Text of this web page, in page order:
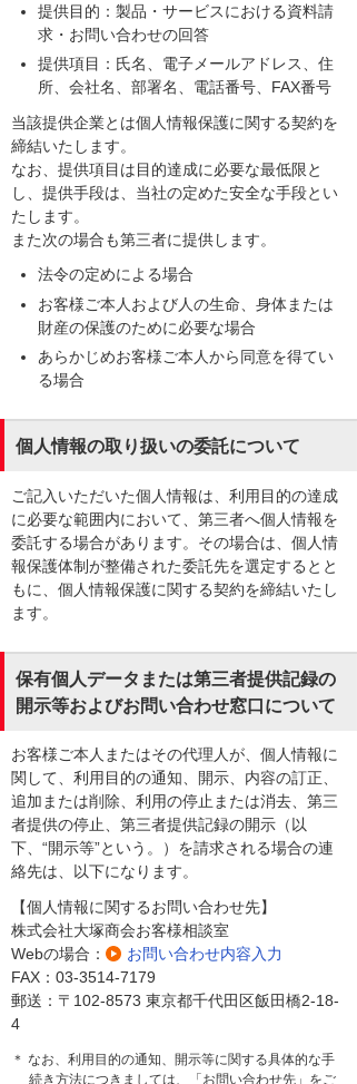
提供目的：製品・サービスにおける資料請
求・お問い合わせの回答
提供項目：氏名、電子メールアドレス、住
所、会社名、部署名、電話番号、FAX番号
当該提供企業とは個人情報保護に関する契約を
締結いたします。
なお、提供項目は目的達成に必要な最低限と
し、提供手段は、当社の定めた安全な手段とい
たします。
また次の場合も第三者に提供します。
法令の定めによる場合
お客様ご本人および人の生命、身体または
財産の保護のために必要な場合
あらかじめお客様ご本人から同意を得てい
る場合
個人情報の取り扱いの委託について
ご記入いただいた個人情報は、利用目的の達成
に必要な範囲内において、第三者へ個人情報を
委託する場合があります。その場合は、個人情
報保護体制が整備された委託先を選定するとと
もに、個人情報保護に関する契約を締結いたし
ます。
保有個人データまたは第三者提供記録の
開示等およびお問い合わせ窓口について
お客様ご本人またはその代理人が、個人情報に
関して、利用目的の通知、開示、内容の訂正、
追加または削除、利用の停止または消去、第三
者提供の停止、第三者提供記録の開示（以
下、“開示等”という。）を請求される場合の連
絡先は、以下になります。
【個人情報に関するお問い合わせ先】
株式会社大塚商会お客様相談室
Webの場合：
お問い合わせ内容入力
FAX：03-3514-7179
郵送：〒102-8573 東京都千代田区飯田橋2-18-
4
＊ なお、利用目的の通知、開示等に関する具体的な手
続き方法につきましては、「お問い合わせ先」をご